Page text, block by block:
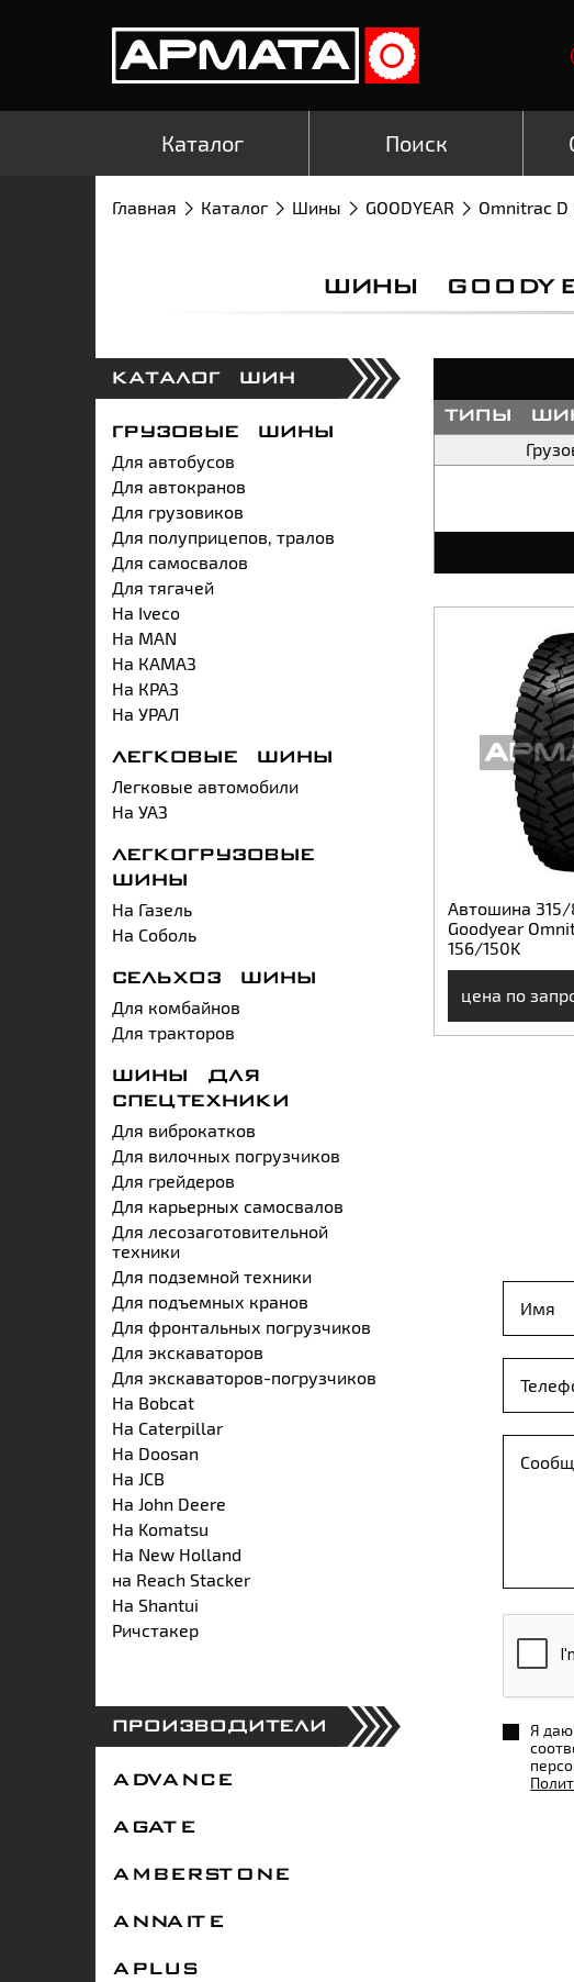
Каталог Поиск
Главная Каталог Шины GOODYEAR Omnitrac D
ШИНЫ
КАТАЛОГ ШИН
ГРУЗОВЫЕ ШИНЫ
Для автобусов
Для автокранов
Для грузовиков
Для полуприцепов, тралов
Для самосвалов
Для тягачей
На Iveco
На MAN
На КАМАЗ
На КРАЗ
На УРАЛ
ЛЕГКОВЫЕ ШИНЫ
Легковые автомобили
На УАЗ
ЛЕГКОГРУЗОВЫЕ
ШИНЫ
На Газель
На Соболь
СЕЛЬХОЗ ШИНЫ
Для комбайнов
Для тракторов
ШИНЫ ДЛЯ
СПЕЦТЕХНИКИ
Для виброкатков
Для вилочных погрузчиков
Для грейдеров
Для карьерных самосвалов
Для лесозаготовительной
техники
Для подземной техники
Для подъемных кранов
Для фронтальных погрузчиков
Для экскаваторов
Для экскаваторов-погрузчиков
На Bobcat
На Caterpillar
На Doosan
На JCB
На John Deere
На Komatsu
На New Holland
на Reach Stacker
На Shantui
Ричстакер
ПРОИЗВОДИТЕЛИ
ADVANCE
AGATE
AMBERSTONE
ANNAITE
APLUS
типы
Автошина 315/
Goodyear
156/150K
цена по
Я даю